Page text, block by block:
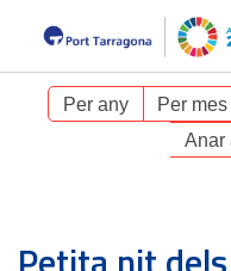
Per any Per mes
Anar